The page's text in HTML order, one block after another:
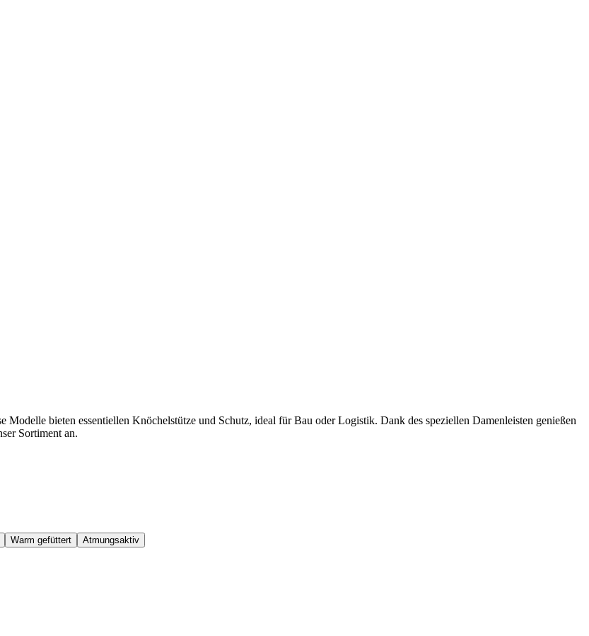
bieten essentiellen Knöchelstütze und Schutz, ideal für Bau oder Logistik. Dank des speziellen Damenleisten genießen
Sortiment an.
Warm gefüttert Atmungsaktiv